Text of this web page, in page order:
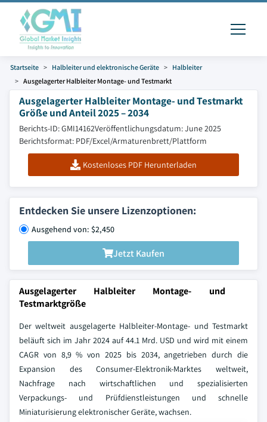
Startseite Halbleiter und elektronische Geräte
Halbleiter
Ausgelagerter Halbleiter Montage- und Testmarkt
Ausgelagerter Halbleiter Montage- und Testmarkt
Größe und Anteil 2025 – 2034
Berichts-ID: GMI14162Veröffentlichungsdatum: June 2025
Berichtsformat: PDF/Excel/Armaturenbrett/Plattform
Kostenloses PDF Herunterladen
Entdecken Sie unsere Lizenzoptionen:
Ausgehend von: $2,450
Jetzt Kaufen
Ausgelagerter Halbleiter Montage- und
Testmarktgröße
Der weltweit ausgelagerte Halbleiter-Montage- und Testmarkt
beläuft sich im Jahr 2024 auf 44.1 Mrd. USD und wird mit einem
CAGR von 8,9 % von 2025 bis 2034, angetrieben durch die
Expansion des Consumer-Elektronik-Marktes weltweit,
Nachfrage nach wirtschaftlichen und spezialisierten
Verpackungs- und Prüfdienstleistungen und schnelle
Miniaturisierung elektronischer Geräte, wachsen.